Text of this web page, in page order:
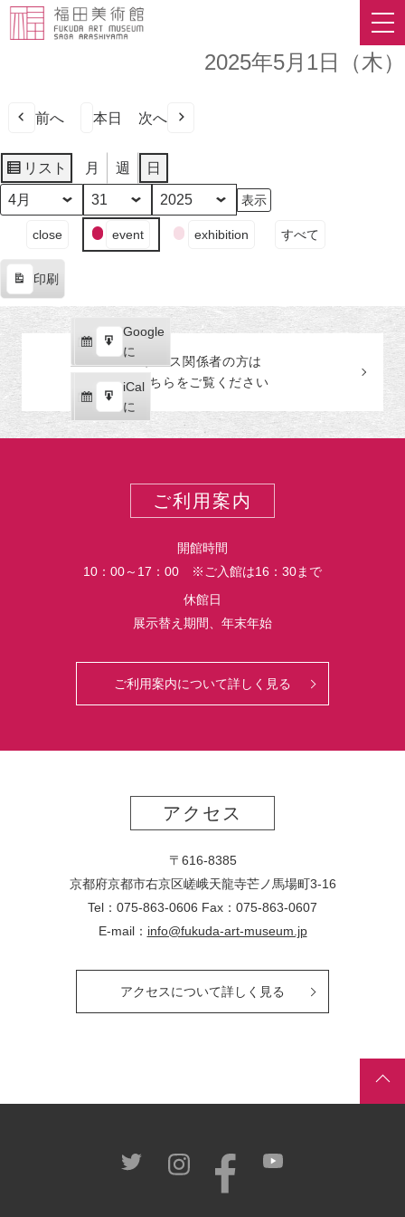
2025年5月1日（木）
前へ 本日 次へ
リスト
表
示
月 週 日
ン
の
カ
テ
ゴ
close event exhibition すべて
印刷
示
Google
で
購
読
iCal
で
購
読
Google
に
エ
ク
ス
ポ
iCal
に
エ
ク
プレス関係者の方は
こちらをご覧ください
ご利用案内
開館時間
10：00～17：00 ※ご入館は16：30まで
休館日
展示替え期間、年末年始
ご利用案内について詳しく見る
アクセス
〒616-8385
京都府京都市右京区嵯峨天龍寺芒ノ馬場町3-16
Tel：075-863-0606 Fax：075-863-0607
E-mail： info@fukuda-art-museum.jp
アクセスについて詳しく見る